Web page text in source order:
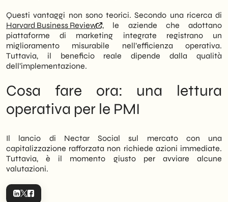
Questi vantaggi non sono teorici. Secondo una ricerca di
Harvard Business Review
, le aziende che adottano
piattaforme di marketing integrate registrano un
miglioramento misurabile nell’efficienza operativa.
Tuttavia, il beneficio reale dipende dalla qualità
dell’implementazione.
Cosa fare ora: una lettura
operativa per le PMI
Il lancio di Nectar Social sul mercato con una
capitalizzazione rafforzata non richiede azioni immediate.
Tuttavia, è il momento giusto per avviare alcune
valutazioni.